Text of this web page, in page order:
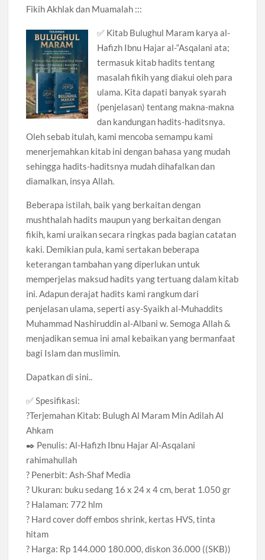
Fikih Akhlak dan Muamalah :::
✅ Kitab Bulughul Maram karya al-
Hafizh Ibnu Hajar al-“Asqalani ata;
termasuk kitab hadits tentang
masalah fikih yang diakui oleh para
ulama. Kita dapati banyak syarah
(penjelasan) tentang makna-makna
dan kandungan hadits-haditsnya.
Oleh sebab itulah, kami mencoba semampu kami
menerjemahkan kitab ini dengan bahasa yang mudah
sehingga hadits-haditsnya mudah dihafalkan dan
diamalkan, insya Allah.
Beberapa istilah, baik yang berkaitan dengan
mushthalah hadits maupun yang berkaitan dengan
fikih, kami uraikan secara ringkas pada bagian catatan
kaki. Demikian pula, kami sertakan beberapa
keterangan tambahan yang diperlukan untuk
memperjelas maksud hadits yang tertuang dalam kitab
ini. Adapun derajat hadits kami rangkum dari
penjelasan ulama, seperti asy-Syaikh al-Muhaddits
Muhammad Nashiruddin al-Albani w. Semoga Allah &
menjadikan semua ini amal kebaikan yang bermanfaat
bagi Islam dan muslimin.
Dapatkan di sini..
✅ Spesifikasi:
?Terjemahan Kitab: Bulugh Al Maram Min Adilah Al
Ahkam
✒️ Penulis: Al-Hafizh Ibnu Hajar Al-Asqalani
rahimahullah
? Penerbit: Ash-Shaf Media
? Ukuran: buku sedang 16 x 24 x 4 cm, berat 1.050 gr
? Halaman: 772 hlm
? Hard cover doff embos shrink, kertas HVS, tinta
hitam
? Harga: Rp 144.000 180.000, diskon 36.000 ((SKB))